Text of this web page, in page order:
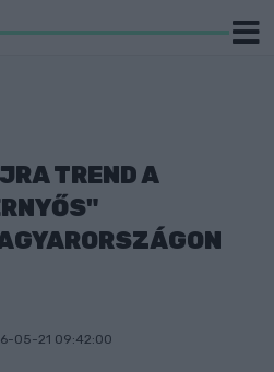
TREND A
05-21 09:42:00